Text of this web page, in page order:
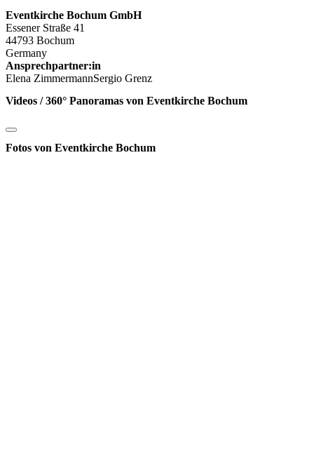
Eventkirche Bochum GmbH
Essener Straße 41
44793 Bochum
Germany
Ansprechpartner:in
Elena ZimmermannSergio Grenz
Videos / 360° Panoramas von Eventkirche Bochum
Fotos von Eventkirche Bochum